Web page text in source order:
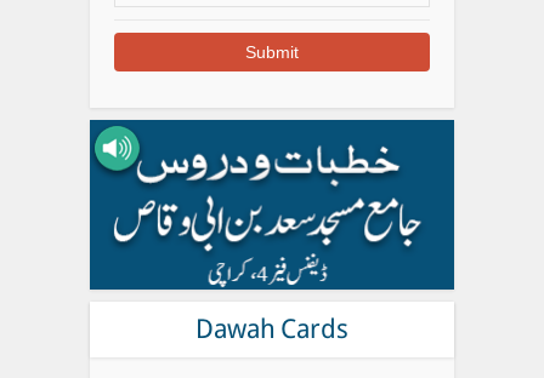
Dawah Cards